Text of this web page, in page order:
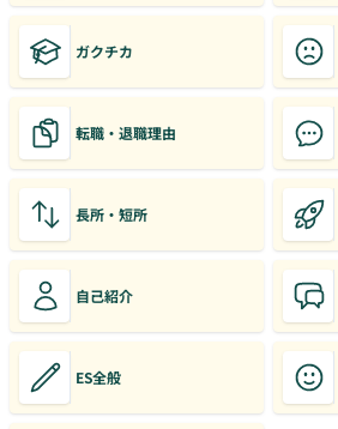
ガクチカ
転職・退職理由
長所・短所
自己紹介
ES全般